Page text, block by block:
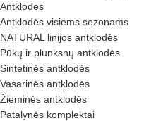
Antklodės
Antklodės visiems sezonams
NATURAL linijos antklodės
Pūkų ir plunksnų antklodės
Sintetinės antklodės
Vasarinės antklodės
Žieminės antklodės
Patalynės komplektai